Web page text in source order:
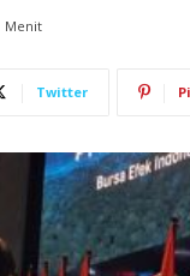
Menit
Twitter